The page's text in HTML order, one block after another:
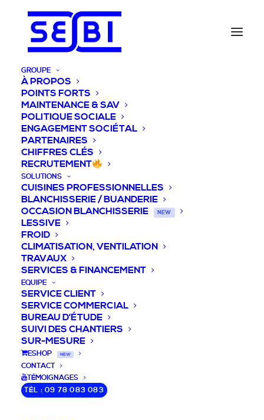
GROUPE
À PROPOS
POINTS FORTS
MAINTENANCE & SAV
POLITIQUE SOCIALE
ENGAGEMENT SOCIÉTAL
PARTENAIRES
CHIFFRES CLÉS
RECRUTEMENT
SOLUTIONS
CUISINES PROFESSIONNELLES
BLANCHISSERIE / BUANDERIE
OCCASION BLANCHISSERIE
NEW
LESSIVE
FROID
CLIMATISATION, VENTILATION
TRAVAUX
SERVICES & FINANCEMENT
EQUIPE
SERVICE CLIENT
SERVICE COMMERCIAL
BUREAU D’ÉTUDE
SUIVI DES CHANTIERS
SUR-MESURE
ESHOP NEW
CONTACT
TÉMOIGNAGES
TÉL : 09 78 083 083
DEVIS / CONSEILS /
QUESTIONS